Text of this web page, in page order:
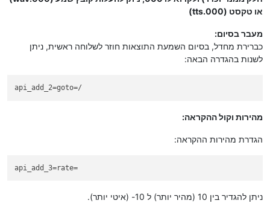
או טקסט (000.tts)
מעבר בסיום:
כברירת מחדל, בסיום השמעת התוצאות חוזר לשלוחה ראשית, ניתן
לשנות בהגדרה הבאה:
api_add_2=goto=/
מהירות וקול ההקראה:
הגדרת מהירות ההקראה:
api_add_3=rate=
ניתן להגדיר בין 10 (מהיר יותר) ל 10- (איטי יותר).